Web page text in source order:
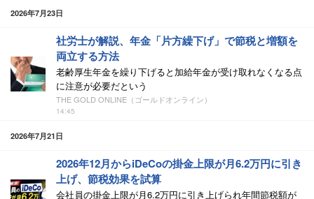
2026年7月23日
社労士が解説、年金「片方繰下げ」で節税と増額を
両立する方法
老齢厚生年金を繰り下げると加給年金が受け取れなくなる点
に注意が必要だという
THE GOLD ONLINE（ゴールドオンライン）
14:45
2026年7月21日
2026年12月からiDeCoの掛金上限が月6.2万円に引き
上げ、節税効果を試算
会社員の掛金上限が月6.2万円に引き上げられ年間節税額が